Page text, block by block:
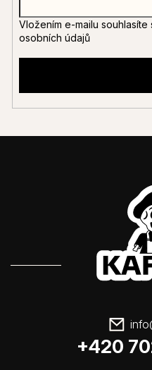
Vložením e-mailu souhlasíte
osobních údajů
info
+420